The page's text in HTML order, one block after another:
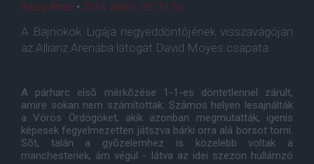
Balog Attila • 2014. április. 08. 21:50
A Bajnokok Ligája negyeddöntõjének visszavágóján
az Allianz Arenába látogat David Moyes csapata.
A párharc elsõ mérkõzése 1-1-es döntetlennel zárult,
amire sokan nem számítottak. Számos helyen lesajnálták
a Vörös Ördögöket, akik azonban megmutatták, igenis
képesek fegyelmezetten játszva bárki orra alá borsot törni.
Sõt, talán a gyõzelemhez is közelebb voltak a
manchesteriek, ám végül - látva az idei szezon hullámzó